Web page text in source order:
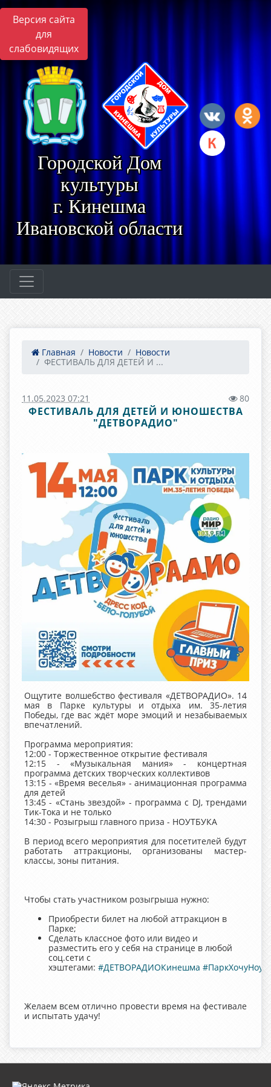
Версия сайта
для
слабовидящих
Городской Дом
культуры
г. Кинешма
Ивановской области
Главная Новости
Новости
ФЕСТИВАЛЬ ДЛЯ ДЕТЕЙ И ...
11.05.2023 07:21 80
ФЕСТИВАЛЬ ДЛЯ ДЕТЕЙ И ЮНОШЕСТВА
"ДЕТВОРАДИО"
Ощутите волшебство фестиваля «ДЕТВОРАДИО». 14
мая в Парке культуры и отдыха им. 35-летия
Победы, где вас ждёт море эмоций и незабываемых
впечатлений.
Программа мероприятия:
12:00 - Торжественное открытие фестиваля
12:15 - «Музыкальная мания» - концертная
программа детских творческих коллективов
13:15 - «Время веселья» - анимационная программа
для детей
13:45 - «Стань звездой» - программа с DJ, трендами
Тик-Тока и не только
14:30 - Розыгрыш главного приза - НОУТБУКА
В период всего мероприятия для посетителей будут
работать аттракционы, организованы мастер-
классы, зоны питания.
Чтобы стать участником розыгрыша нужно:
Приобрести билет на любой аттракцион в
Парке;
Сделать классное фото или видео и
разместить его у себя на странице в любой
соц.сети с
хэштегами: #ДЕТВОРАДИОКинешма
Желаем всем отлично провести время на фестивале
и испытать удачу!